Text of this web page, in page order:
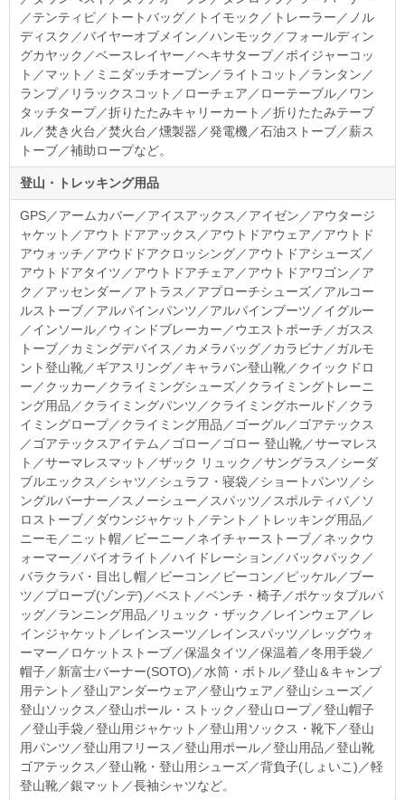
／テンティピ／トートバッグ／トイモック／トレーラー／ノル
ディスク／バイヤーオブメイン／ハンモック／フォールディン
グカヤック／ベースレイヤー／ヘキサタープ／ボイジャーコッ
ト／マット／ミニダッチオーブン／ライトコット／ランタン／
ランプ／リラックスコット／ローチェア／ローテーブル／ワン
タッチタープ／折りたたみキャリーカート／折りたたみテーブ
ル／焚き火台／焚火台／燻製器／発電機／石油ストーブ／薪ス
トーブ／補助ロープなど。
登山・トレッキング用品
GPS／アームカバー／アイスアックス／アイゼン／アウタージ
ャケット／アウトドアアックス／アウトドアウェア／アウトド
アウォッチ／アウドドアクロッシング／アウトドアシューズ／
アウトドアタイツ／アウトドアチェア／アウトドアワゴン／ア
ク／アッセンダー／アトラス／アプローチシューズ／アルコー
ルストーブ／アルパインパンツ／アルパインブーツ／イグルー
／インソール／ウィンドブレーカー／ウエストポーチ／ガスス
トーブ／カミングデバイス／カメラバッグ／カラビナ／ガルモ
ント登山靴／ギアスリング／キャラバン登山靴／クイックドロ
ー／クッカー／クライミングシューズ／クライミングトレーニ
ング用品／クライミングパンツ／クライミングホールド／クラ
イミングロープ／クライミング用品／ゴーグル／ゴアテックス
／ゴアテックスアイテム／ゴロー／ゴロー 登山靴／サーマレス
ト／サーマレスマット／ザック リュック／サングラス／シーダ
ブルエックス／シャツ／シュラフ・寝袋／ショートパンツ／シ
ングルバーナー／スノーシュー／スパッツ／スポルティバ／ソ
ロストーブ／ダウンジャケット／テント／トレッキング用品／
ニーモ／ニット帽／ビーニー／ネイチャーストーブ／ネックウ
ォーマー／バイオライト／ハイドレーション／バックパック／
バラクラバ・目出し帽／ビーコン／ビーコン／ピッケル／ブー
ツ／プローブ(ゾンデ)／ベスト／ベンチ・椅子／ポケッタブルバ
ッグ／ランニング用品／リュック・ザック／レインウェア／レ
インジャケット／レインスーツ／レインスパッツ／レッグウォ
ーマー／ロケットストーブ／保温タイツ／保温着／冬用手袋／
帽子／新富士バーナー(SOTO)／水筒・ボトル／登山＆キャンプ
用テント／登山アンダーウェア／登山ウェア／登山シューズ／
登山ソックス／登山ポール・ストック／登山ロープ／登山帽子
／登山手袋／登山用ジャケット／登山用ソックス・靴下／登山
用パンツ／登山用フリース／登山用ポール／登山用品／登山靴
ゴアテックス／登山靴・登山用シューズ／背負子(しょいこ)／軽
登山靴／銀マット／長袖シャツなど。